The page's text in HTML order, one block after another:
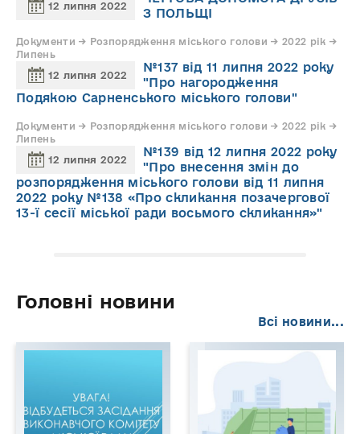
12 липня 2022
З ПОЛЬЩІ
Документи → Розпорядження міського голови → 2022 рік →
Липень
12 липня 2022
№137 від 11 липня 2022 року
"Про нагородження
Подякою Сарненського міського голови"
Документи → Розпорядження міського голови → 2022 рік →
Липень
12 липня 2022
№139 від 12 липня 2022 року
"Про внесення змін до
розпорядження міського голови від 11 липня
2022 року №138 «Про скликання позачергової
13-ї сесії міської ради восьмого скликання»"
Головні новини
Всі новини...